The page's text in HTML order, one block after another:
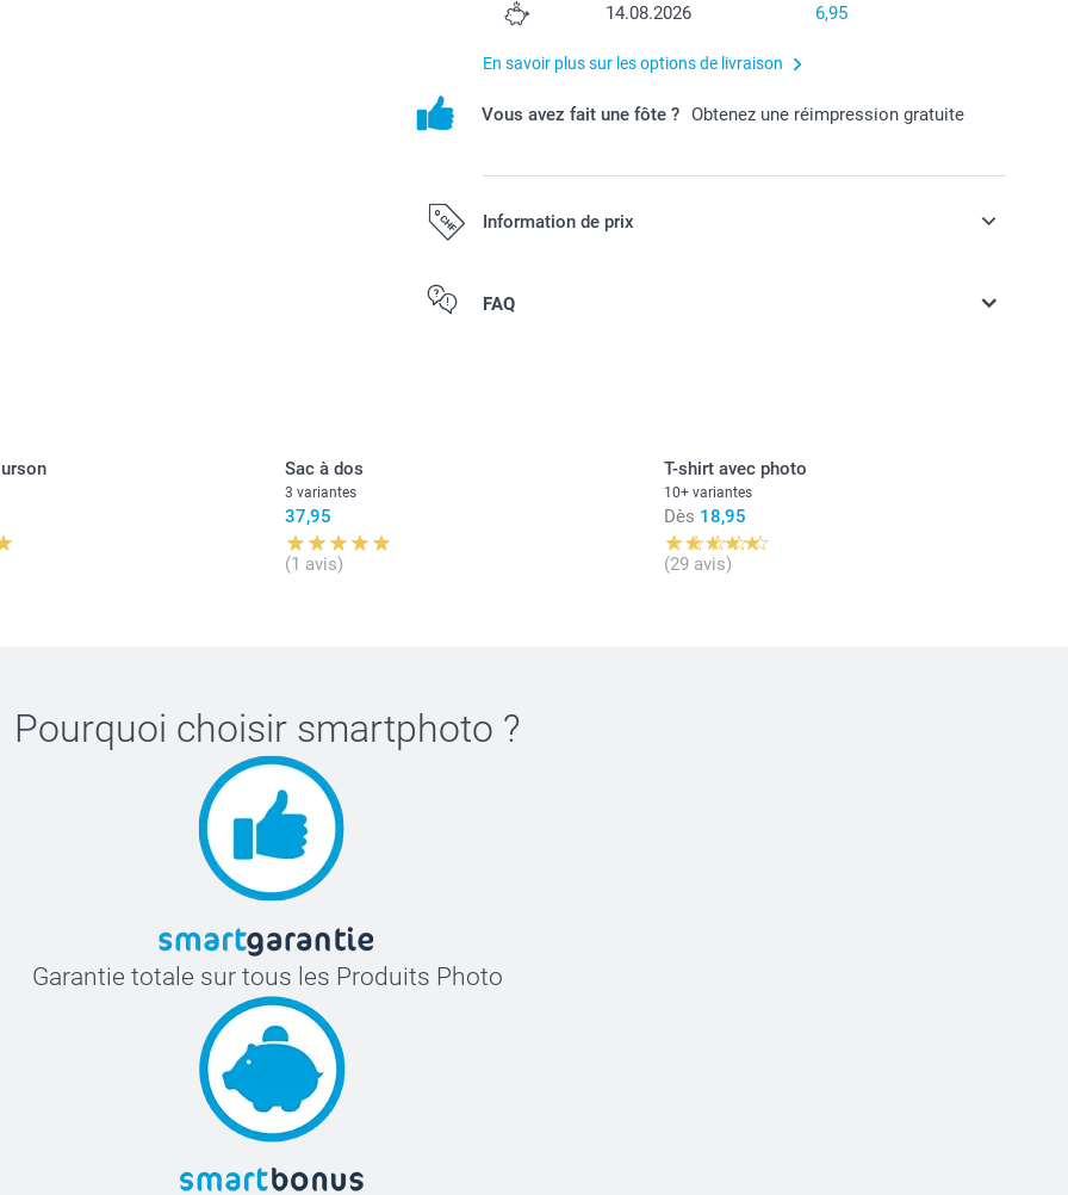
14.08.2026 6,95
En savoir plus sur les options de livraison
Vous avez fait une fôte ? Obtenez une réimpression gratuite
Information de prix
Tous les prix sont en francs suisses (CHF), TVA incluse et hors frais de
FAQ
Sac à dos
3 variantes
37,95
(1 avis)
T-shirt avec photo
10+ variantes
Dès 18,95
(29 avis)
Pourquoi choisir smartphoto ?
Garantie totale sur tous les Produits Photo